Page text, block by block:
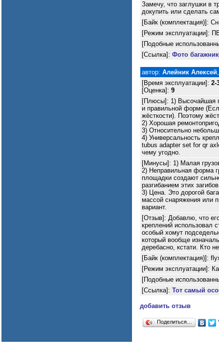
Замечу, что заглушки в
докупить или сделать
[Байк (комплектация)]:
[Режим эксплуатации]:
[Подобные
[Ссылка]: Фото
автор: Алейник Алексей
[Время эксплуатации]: 2-
[Оценка]: 9
[Плюсы]: 1) Высочайшая
и правильной форме
жёсткости). Поэтому
2) Хорошая
3) Относительно
4) Универсальность
tubus adapter set for qr
чему угодно.
[Минусы]: 1) Малая
2) Неправильная форма
площадки создают
разгибанием этих
3) Цена. Это дорогой
массой снаряжения или
вариант.
[Отзыв]: Добавлю, что
креплений использовал
особый хомут
который вообще
деребасно, кстати. Кто
[Байк (комплектация)]:
[Режим эксплуатации]:
[Подобные
[Ссылка]: Тот самый
добавить отзыв
Поделиться…